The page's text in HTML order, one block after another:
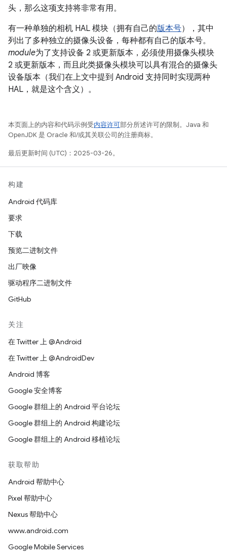
头，那么这项支持将非常有用。
有一种单独的相机 HAL 模块（拥有自己的版本号），其中
列出了多种独立的摄像头设备，每种都有自己的版本号。
module为了支持设备 2 或更新版本，必须使用摄像头模块
2 或更新版本，而且此类摄像头模块可以具有混合的摄像头
设备版本（我们在上文中提到 Android 支持同时实现两种
HAL，就是这个含义）。
本页面上的内容和代码示例受内容许可部分所述许可的限制。Java 和
OpenJDK 是 Oracle 和/或其关联公司的注册商标。
最后更新时间 (UTC)：2025-03-26。
构建
Android 代码库
要求
下载
预览二进制文件
出厂映像
驱动程序二进制文件
GitHub
关注
在 Twitter 上 @Android
在 Twitter 上 @AndroidDev
Android 博客
Google 安全博客
Google 群组上的 Android 平台论坛
Google 群组上的 Android 构建论坛
Google 群组上的 Android 移植论坛
获取帮助
Android 帮助中心
Pixel 帮助中心
Nexus 帮助中心
www.android.com
Google Mobile Services